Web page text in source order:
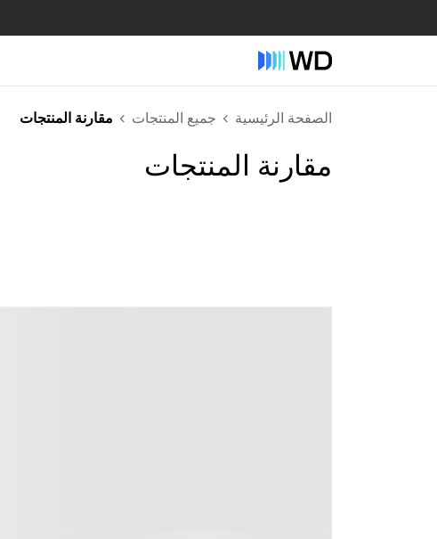
الصفحة الرئيسية جميع المنتجات مقارنة المنتجات
مقارنة المنتجات